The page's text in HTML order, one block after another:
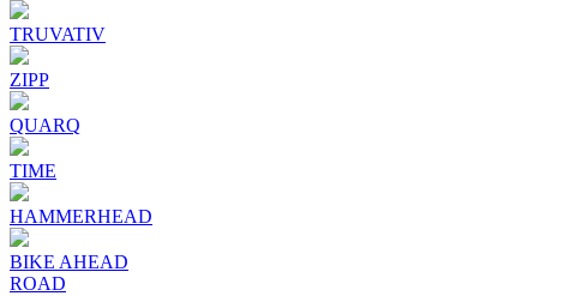
TRUVATIV
ZIPP
QUARQ
TIME
HAMMERHEAD
BIKE AHEAD
ROAD